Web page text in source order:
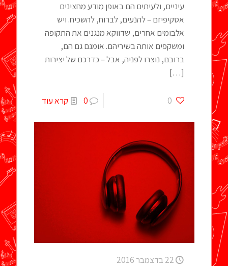
עיניים, ולעיתים הם באופן מודע מחצינים
אסקיפיזם – להנעים, לברוח, להשכיח. ויש
אלבומים אחרים, שדווקא מנגנים את התקופה
ומשקפים אותה בשיריהם. אומנם גם הם,
ברובם, נוצרו לפניה, אבל – כדרכם של יצירות
[…]
0
0 קרא עוד
22 בדצמבר 2016